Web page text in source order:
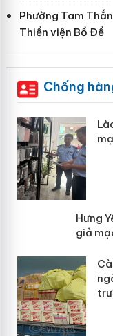
Phường Tam
Thiền viện Bồ Đề
Chống